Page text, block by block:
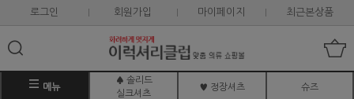
로그인 회원가입 마이페이지 최근본상품
메뉴
♠ 솔리드
실크셔츠
♥ 정장셔츠 슈즈